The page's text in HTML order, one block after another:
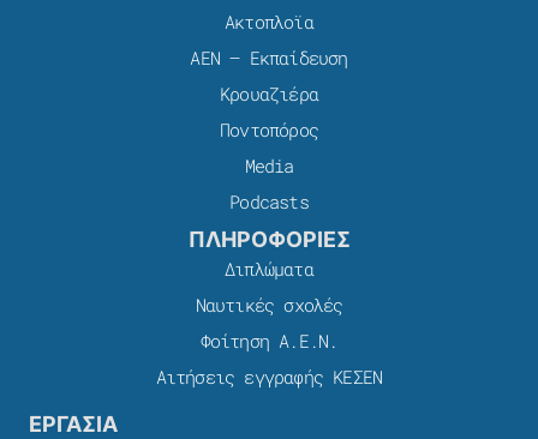
Ακτοπλοϊα
ΑΕΝ – Εκπαίδευση
Κρουαζιέρα
Ποντοπόρος
Media
Podcasts
ΠΛΗΡΟΦΟΡΙΕΣ
Διπλώματα
Ναυτικές σχολές
Φοίτηση Α.Ε.Ν.
Αιτήσεις εγγραφής ΚΕΣΕΝ
ΕΡΓΑΣΙΑ